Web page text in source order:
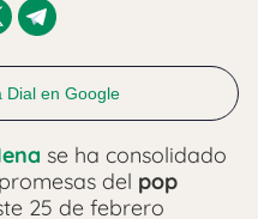
Dial en Google
se ha consolidado
del pop
25 de febrero